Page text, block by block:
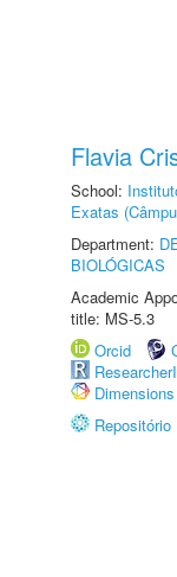
Flavia
School:
Exatas
Department:
BIOLÓGICAS
Academic
title: MS-5.3
Orcid
Dimensions